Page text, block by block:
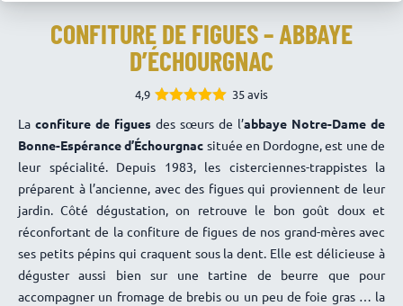
CONFITURE DE FIGUES – ABBAYE
D’ÉCHOURGNAC
4,9
Note
sur 5
35 avis
La confiture de figues des sœurs de l’abbaye Notre-Dame de
Bonne-Espérance d’Échourgnac située en Dordogne, est une de
leur spécialité. Depuis 1983, les cisterciennes-trappistes la
préparent à l’ancienne, avec des figues qui proviennent de leur
jardin. Côté dégustation, on retrouve le bon goût doux et
réconfortant de la confiture de figues de nos grand-mères avec
ses petits pépins qui craquent sous la dent. Elle est délicieuse à
déguster aussi bien sur une tartine de beurre que pour
accompagner un fromage de brebis ou un peu de foie gras … la